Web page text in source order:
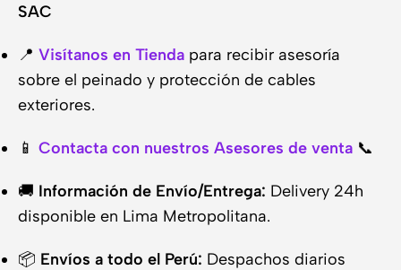
SAC
📍 Visítanos en Tienda para recibir asesoría
sobre el peinado y protección de cables
exteriores.
📱 Contacta con nuestros Asesores de venta 📞
🚚 Información de Envío/Entrega: Delivery 24h
disponible en Lima Metropolitana.
📦 Envíos a todo el Perú: Despachos diarios